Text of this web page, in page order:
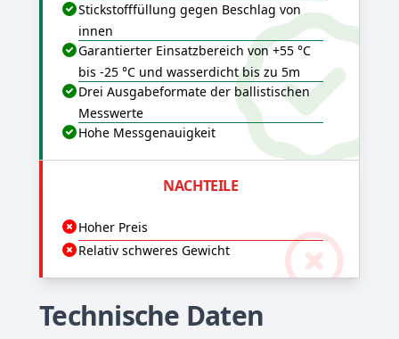
Stickstofffüllung gegen Beschlag von
innen
Garantierter Einsatzbereich von +55 °C
bis -25 °C und wasserdicht bis zu 5m
Drei Ausgabeformate der ballistischen
Messwerte
Hohe Messgenauigkeit
NACHTEILE
Hoher Preis
Relativ schweres Gewicht
Technische Daten